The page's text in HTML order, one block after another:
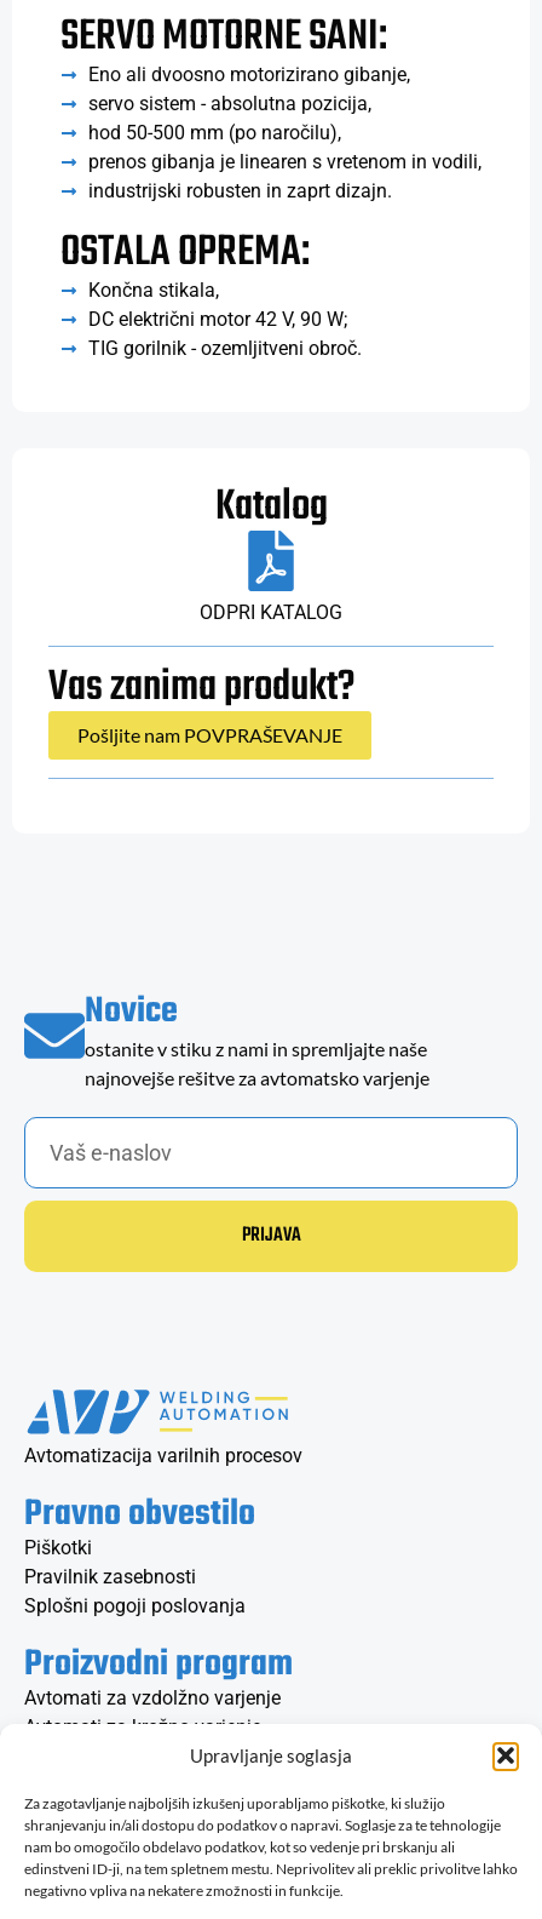
Upravljanje soglasja
Za zagotavljanje najboljših izkušenj uporabljamo piškotke, ki služijo
shranjevanju in/ali dostopu do podatkov o napravi. Soglasje za te tehnologije
nam bo omogočilo obdelavo podatkov, kot so vedenje pri brskanju ali
edinstveni ID-ji, na tem spletnem mestu. Neprivolitev ali preklic privolitve lahko
negativno vpliva na nekatere zmožnosti in funkcije.
SERVO MOTORNE SANI:
Eno ali dvoosno motorizirano gibanje,
servo sistem - absolutna pozicija,
hod 50-500 mm (po naročilu),
prenos gibanja je linearen s vretenom in vodili,
industrijski robusten in zaprt dizajn.
OSTALA OPREMA:
Končna stikala,
DC električni motor 42 V, 90 W;
TIG gorilnik - ozemljitveni obroč.
Katalog
ODPRI KATALOG
Vas zanima produkt?
Pošljite nam POVPRAŠEVANJE
Novice
ostanite v stiku z nami in spremljajte naše
najnovejše rešitve za avtomatsko varjenje
PRIJAVA
Avtomatizacija varilnih procesov
Pravno obvestilo
Piškotki
Pravilnik zasebnosti
Splošni pogoji poslovanja
Proizvodni program
Avtomati za vzdolžno varjenje
Avtomati za krožno varjenje
Konzolni varilni stroji
Obračalne naprave
Kontaktirajte nas
info@avp.si